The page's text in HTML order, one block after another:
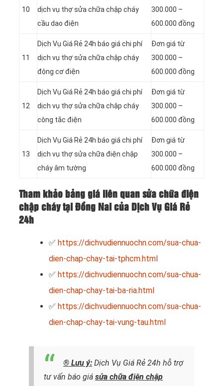
10
dịch vụ thợ sửa chữa chập cháy
cầu dao điện
300.000 –
600.000 đồng
11
Dịch Vụ Giá Rẻ 24h báo giá chi phí
dịch vụ thợ sửa chữa chập cháy
động cơ điện
Đơn giá từ
300.000 –
600.000 đồng
12
Dịch Vụ Giá Rẻ 24h báo giá chi phí
dịch vụ thợ sửa chữa chập cháy
công tắc điện
Đơn giá từ
300.000 –
600.000 đồng
13
Dịch Vụ Giá Rẻ 24h báo giá chi phí
dịch vụ thợ sửa chữa điện chập
cháy âm tường
Đơn giá từ
300.000 –
600.000 đồng
Tham khảo bảng giá liên quan sửa chữa điện
chập cháy tại Đồng Nai của Dịch Vụ Giá Rẻ
24h
✅ https://dichvudiennuochn.com/sua-chua-
dien-chap-chay-tai-tphcm.html
✅ https://dichvudiennuochn.com/sua-chua-
dien-chap-chay-tai-ba-ria.html
✅ https://dichvudiennuochn.com/sua-chua-
dien-chap-chay-tai-vung-tau.html
® Lưu ý: Dịch Vụ Giá Rẻ 24h hỗ trợ
tư vấn báo giá sửa chữa điện chập